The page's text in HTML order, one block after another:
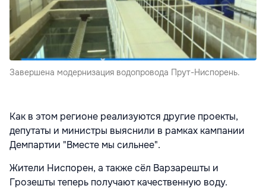
Завершена модернизация водопровода Прут-Ниспорень.
Как в этом регионе реализуются другие проекты,
депутаты и министры выяснили в рамках кампании
Демпартии "Вместе мы сильнее".
Жители Ниспорен, а также сёл Варзарешты и
Грозешты теперь получают качественную воду.